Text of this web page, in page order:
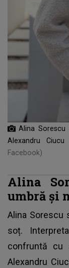
Alina
Alexandru
Facebook)
Alina
umbră și
Alina Sorescu
soț.
confruntă cu
Alexandru